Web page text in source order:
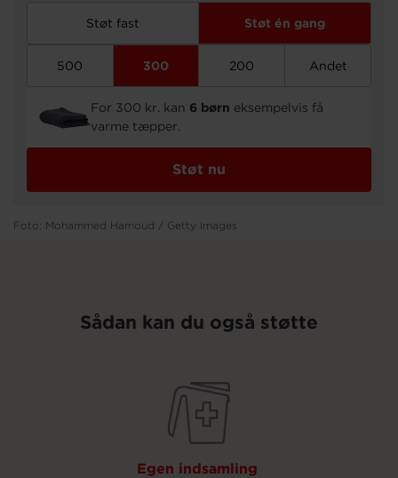
Støt fast Støt én gang
500 300 200 Andet
For 300 kr. kan 6 børn eksempelvis få
varme tæpper.
Støt nu
Foto: Mohammed Hamoud / Getty Images
Sådan kan du også støtte
Egen indsamling